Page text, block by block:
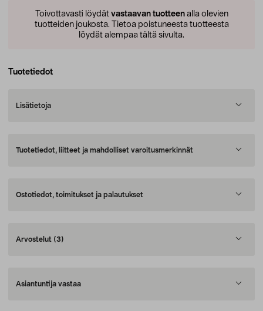
Toivottavasti löydät vastaavan tuotteenalla olevien
tuotteiden joukosta. Tietoa poistuneesta tuotteesta
löydät alempaa tältä sivulta.
Tuotetiedot
Lisätietoja
Tuotetiedot, liitteet ja mahdolliset varoitusmerkinnät
Ostotiedot, toimitukset ja palautukset
Arvostelut (3)
Asiantuntija vastaa